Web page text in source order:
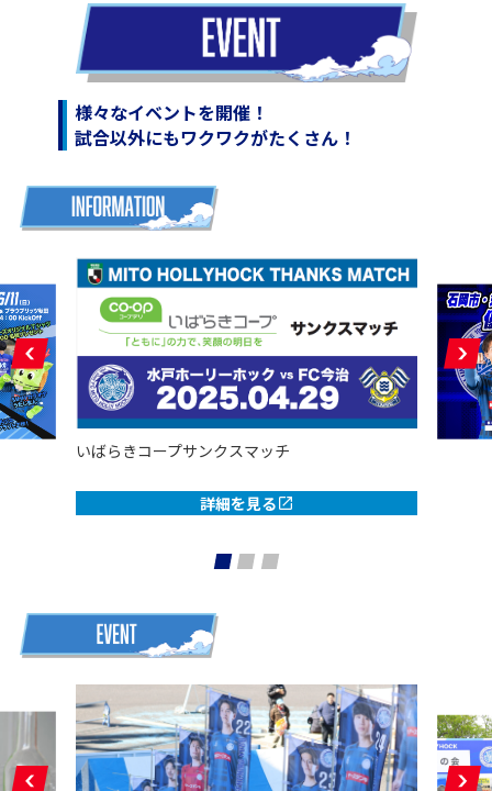
様々なイベントを開催！
試合以外にもワクワクがたくさん！
いばらきコープサンクスマッチ
詳細を見る